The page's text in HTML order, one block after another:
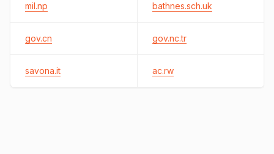
mil.np bathnes.sch.uk
gov.cn gov.nc.tr
savona.it ac.rw